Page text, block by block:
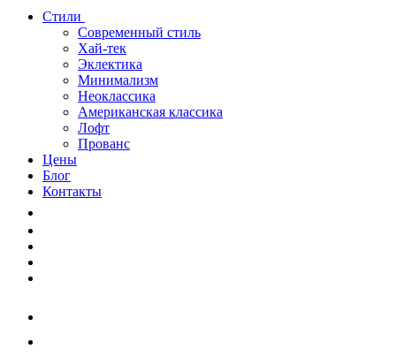
Стили
Современный стиль
Хай-тек
Эклектика
Минимализм
Неоклассика
Американская классика
Лофт
Прованс
Цены
Блог
Контакты